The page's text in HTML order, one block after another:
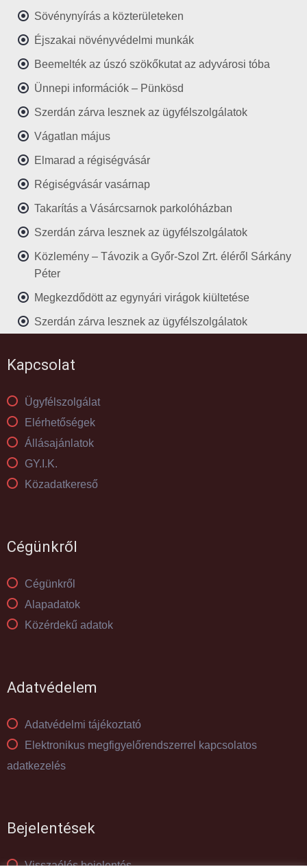
Sövénynyírás a közterületeken
Éjszakai növényvédelmi munkák
Beemelték az úszó szökőkutat az adyvárosi tóba
Ünnepi információk – Pünkösd
Szerdán zárva lesznek az ügyfélszolgálatok
Vágatlan május
Elmarad a régiségvásár
Régiségvásár vasárnap
Takarítás a Vásárcsarnok parkolóházban
Szerdán zárva lesznek az ügyfélszolgálatok
Közlemény – Távozik a Győr-Szol Zrt. éléről Sárkány
Péter
Megkezdődött az egynyári virágok kiültetése
Szerdán zárva lesznek az ügyfélszolgálatok
Kapcsolat
Ügyfélszolgálat
Elérhetőségek
Állásajánlatok
GY.I.K.
Közadatkereső
Cégünkről
Cégünkről
Alapadatok
Közérdekű adatok
Adatvédelem
Adatvédelmi tájékoztató
Elektronikus megfigyelőrendszerrel kapcsolatos
adatkezelés
Bejelentések